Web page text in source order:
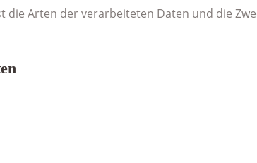
die Arten der verarbeiteten Daten und die